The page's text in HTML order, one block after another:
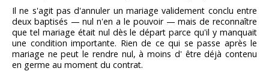
Il ne s'agit pas d'annuler un mariage validement conclu entre
deux baptisés — nul n'en a le pouvoir — mais de reconnaître
que tel mariage était nul dès le départ parce qu'il y manquait
une condition importante. Rien de ce qui se passe après le
mariage ne peut le rendre nul, à moins d' être déjà contenu
en germe au moment du contrat.